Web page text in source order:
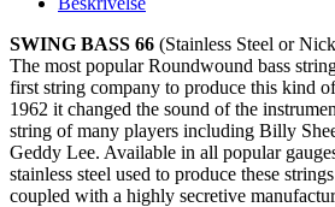
SWING BASS 66 (Stainless Steel or
The most popular Roundwound bass
first string company to produce this kind
1962 it changed the sound of the
string of many players including Billy
Geddy Lee. Available in all popular
stainless steel used to produce these
coupled with a highly secretive